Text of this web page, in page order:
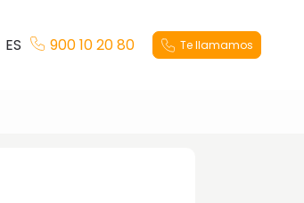
ES 900 10 20 80 Te llamamos